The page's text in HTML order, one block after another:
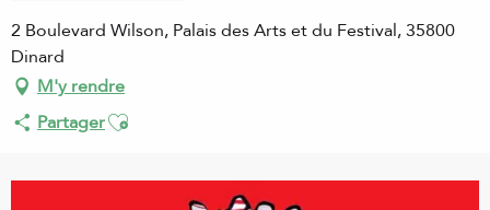
2 Boulevard Wilson, Palais des Arts et du Festival, 35800
Dinard
M'y rendre
PartagerAjouter aux favoris